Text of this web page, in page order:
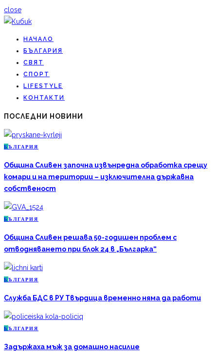
close
НАЧАЛО
БЪЛГАРИЯ
СВЯТ
СПОРТ
LIFESTYLE
КОНТАКТИ
ПОСЛЕДНИ НОВИНИ
Б ЪЛГАРИЯ
Община Сливен започна извънредна обработка срещу
комари и на територии – изключителна държавна
собственост
Б ЪЛГАРИЯ
Община Сливен решава 50-годишен проблем с
отводняването при блок 24 в „Българка“
Б ЪЛГАРИЯ
Служба БДС в РУ Твърдица временно няма да работи
Б ЪЛГАРИЯ
Задържаха мъж за домашно насилие